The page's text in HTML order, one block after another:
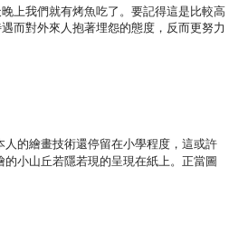
上我們就有烤魚吃了。要記得這是比較高
而對外來人抱著埋怨的態度，反而更努力
的繪畫技術還停留在小學程度，這或許
小山丘若隱若現的呈現在紙上。正當圖